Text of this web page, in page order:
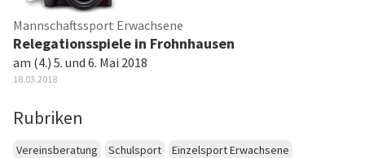
Mannschaftssport Erwachsene
Relegationsspiele in Frohnhausen
am (4.) 5. und 6. Mai 2018
18.03.2018
Rubriken
Vereinsberatung Schulsport
Einzelsport Erwachsene